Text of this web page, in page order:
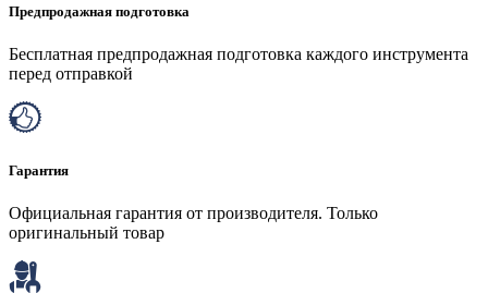
Предпродажная подготовка
Бесплатная предпродажная подготовка каждого инструмента
перед отправкой
Гарантия
Официальная гарантия от производителя. Только
оригинальный товар